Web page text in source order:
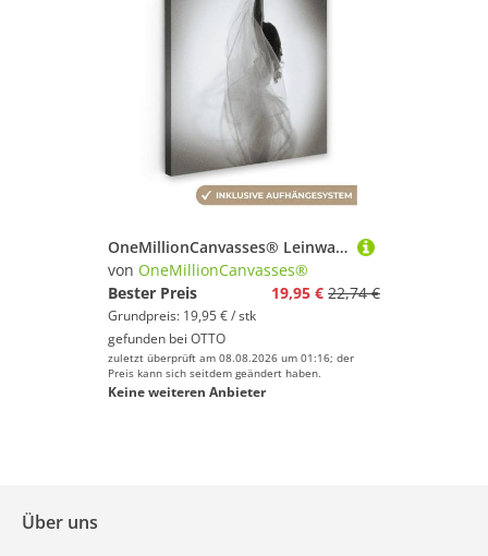
OneMillionCanvasses® Leinwandbild Frauen - Kleid - Tanzen - Schwarz und weiß, (1 St), Leinwand Bilder für Wohnzimmer Schlafzimmer
von OneMillionCanvasses®
Bester Preis
19,95 € 22,74 €
Grundpreis: 19,95 € / stk
gefunden bei OTTO
zuletzt überprüft am 08.08.2026 um 01:16; der
Preis kann sich seitdem geändert haben.
Keine weiteren Anbieter
Über uns